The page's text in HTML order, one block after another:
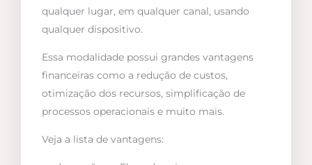
qualquer lugar, em qualquer canal, usando
qualquer dispositivo.
Essa modalidade possui grandes vantagens
financeiras como a redução de custos,
otimização dos recursos, simplificação de
processos operacionais e muito mais.
Veja a lista de vantagens: